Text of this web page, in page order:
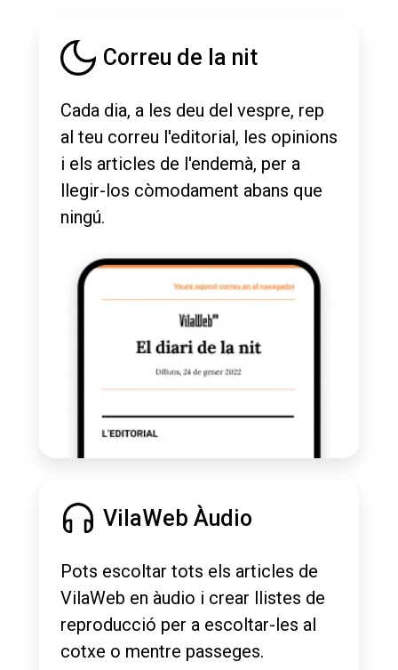
Correu de la nit
Cada dia, a les deu del vespre, rep
al teu correu l'editorial, les opinions
i els articles de l'endemà, per a
llegir-los còmodament abans que
ningú.
VilaWeb Àudio
Pots escoltar tots els articles de
VilaWeb en àudio i crear llistes de
reproducció per a escoltar-les al
cotxe o mentre passeges.